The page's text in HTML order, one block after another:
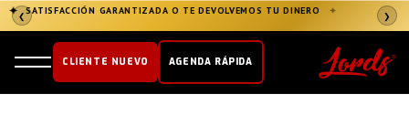
❮ ❯
✦ SATISFACCIÓN GARANTIZADA O TE DEVOLVEMOS TU DINERO ✦
CLIENTE NUEVO AGENDA RÁPIDA